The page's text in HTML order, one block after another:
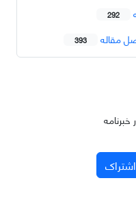
292
مقاله 393
اشتراک